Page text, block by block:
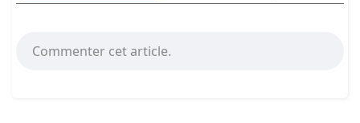
Commenter cet article.